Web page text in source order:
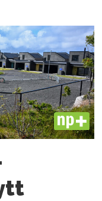
PLUS